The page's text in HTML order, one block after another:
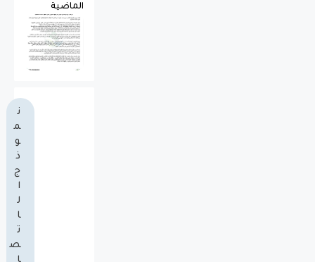
الماضية
ن
م
و
ذ
ج
ا
ل
ا
ت
ص